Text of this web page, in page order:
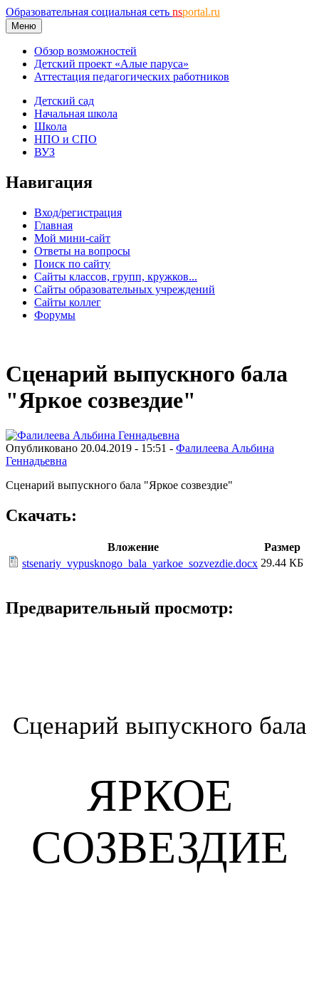
Образовательная социальная сеть nsportal.ru
Меню
Обзор возможностей
Детский проект «Алые паруса»
Аттестация педагогических работников
Детский сад
Начальная школа
Школа
НПО и СПО
ВУЗ
Навигация
Вход/регистрация
Главная
Мой мини-сайт
Ответы на вопросы
Поиск по сайту
Сайты классов, групп, кружков...
Сайты образовательных учреждений
Сайты коллег
Форумы
Сценарий выпускного бала
"Яркое созвездие"
Опубликовано 20.04.2019 - 15:51 - Фалилеева Альбина
Геннадьевна
Сценарий выпускного бала "Яркое созвездие"
Скачать:
Вложение
Размер
stsenariy_vypusknogo_bala_yarkoe_sozvezdie.docx 29.44 КБ
Предварительный просмотр:
Сценарий выпускного бала
ЯРКОЕ
СОЗВЕЗДИЕ